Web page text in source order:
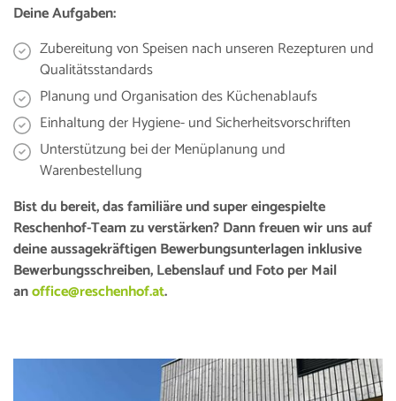
Deine Aufgaben:
Zubereitung von Speisen nach unseren Rezepturen und
Qualitätsstandards
Planung und Organisation des Küchenablaufs
Einhaltung der Hygiene- und Sicherheitsvorschriften
Unterstützung bei der Menüplanung und
Warenbestellung
Bist du bereit, das familiäre und super eingespielte
Reschenhof-Team zu verstärken? Dann freuen wir uns auf
deine aussagekräftigen Bewerbungsunterlagen inklusive
Bewerbungsschreiben, Lebenslauf und Foto per Mail
anoffice@reschenhof.at.